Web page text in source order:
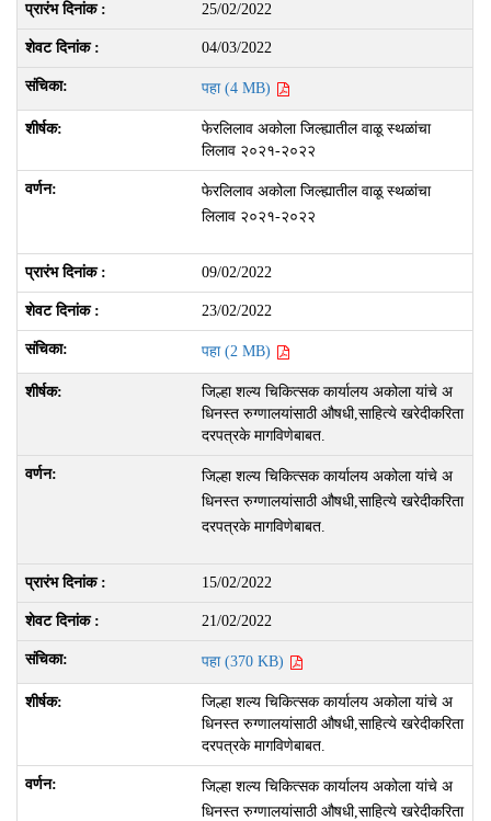
25/02/2022
04/03/2022
पहा (4 MB)
फेरलिलाव अकोला जिल्ह्यातील वाळू स्थळांचा
लिलाव २०२१-२०२२
फेरलिलाव अकोला जिल्ह्यातील वाळू स्थळांचा
लिलाव २०२१-२०२२
09/02/2022
23/02/2022
पहा (2 MB)
जिल्हा शल्य चिकित्सक कार्यालय अकोला यांचे अ
धिनस्त रुग्णालयांसाठी औषधी,साहित्ये खरेदीकरिता
दरपत्रके मागविणेबाबत.
जिल्हा शल्य चिकित्सक कार्यालय अकोला यांचे अ
धिनस्त रुग्णालयांसाठी औषधी,साहित्ये खरेदीकरिता
दरपत्रके मागविणेबाबत.
15/02/2022
21/02/2022
पहा (370 KB)
जिल्हा शल्य चिकित्सक कार्यालय अकोला यांचे अ
धिनस्त रुग्णालयांसाठी औषधी,साहित्ये खरेदीकरिता
दरपत्रके मागविणेबाबत.
जिल्हा शल्य चिकित्सक कार्यालय अकोला यांचे अ
धिनस्त रुग्णालयांसाठी औषधी,साहित्ये खरेदीकरिता